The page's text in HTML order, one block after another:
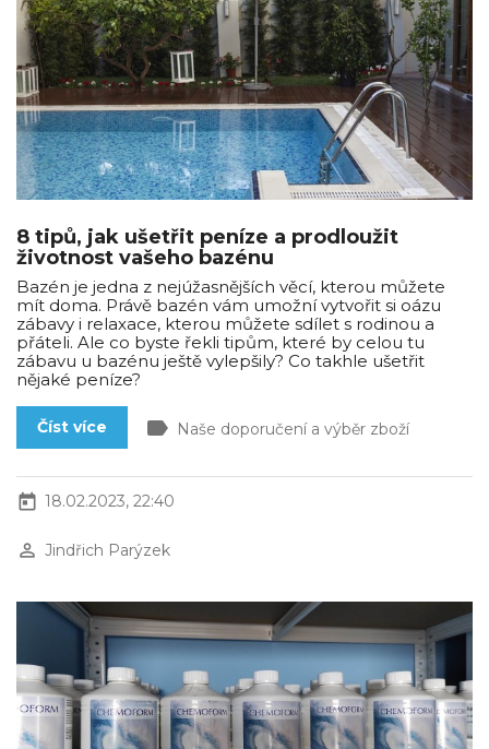
8 tipů, jak ušetřit peníze a prodloužit
životnost vašeho bazénu
Bazén je jedna z nejúžasnějších věcí, kterou můžete
mít doma. Právě bazén vám umožní vytvořit si oázu
zábavy i relaxace, kterou můžete sdílet s rodinou a
přáteli. Ale co byste řekli tipům, které by celou tu
zábavu u bazénu ještě vylepšily? Co takhle ušetřit
nějaké peníze?
Číst více label Naše doporučení a výběr zboží
today 18.02.2023, 22:40
perm_identity Jindřich Parýzek